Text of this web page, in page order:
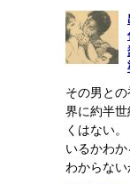
その男と
界に約半
くはない
いるかわ
わからな